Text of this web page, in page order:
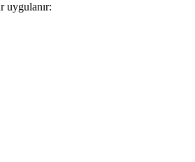
uygulanır: